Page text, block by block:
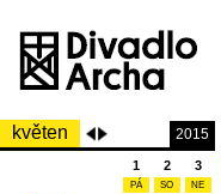
květen 2015
1
PÁ
2
SO
3
NE